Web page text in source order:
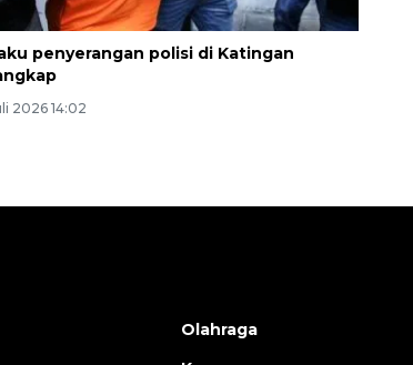
penyerangan polisi di Katingan
2026 14:02
Olahraga